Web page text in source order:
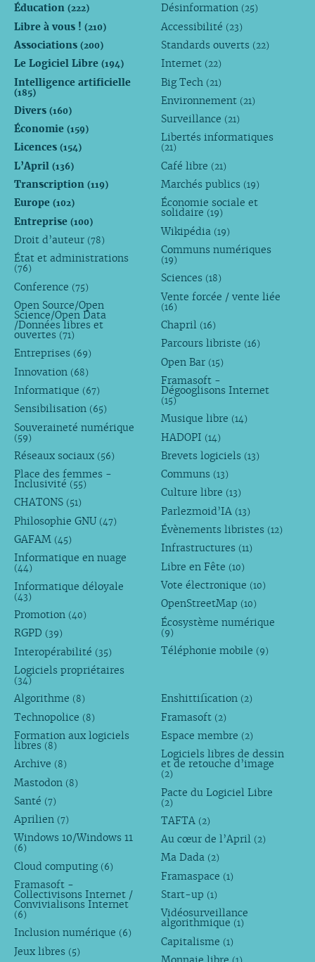
Éducation (222)
Libre à vous ! (210)
Associations (200)
Le Logiciel Libre (194)
Intelligence artificielle
(185)
Divers (160)
Économie (159)
Licences (154)
L’April (136)
Transcription (119)
Europe (102)
Entreprise (100)
Droit d’auteur (78)
État et administrations
(76)
Conference (75)
Open Source/Open
Science/Open Data
/Données libres et
ouvertes (71)
Entreprises (69)
Innovation (68)
Informatique (67)
Sensibilisation (65)
Souveraineté numérique
(59)
Réseaux sociaux (56)
Place des femmes -
Inclusivité (55)
CHATONS (51)
Philosophie GNU (47)
GAFAM (45)
Informatique en nuage
(44)
Informatique déloyale
(43)
Promotion (40)
RGPD (39)
Interopérabilité (35)
Logiciels propriétaires
(34)
Désinformation (25)
Accessibilité (23)
Standards ouverts (22)
Internet (22)
Big Tech (21)
Environnement (21)
Surveillance (21)
Libertés informatiques
(21)
Café libre (21)
Marchés publics (19)
Économie sociale et
solidaire (19)
Wikipédia (19)
Communs numériques
(19)
Sciences (18)
Vente forcée / vente liée
(16)
Chapril (16)
Parcours libriste (16)
Open Bar (15)
Framasoft -
Dégooglisons Internet
(15)
Musique libre (14)
HADOPI (14)
Brevets logiciels (13)
Communs (13)
Culture libre (13)
Parlezmoid’IA (13)
Évènements libristes (12)
Infrastructures (11)
Libre en Fête (10)
Vote électronique (10)
OpenStreetMap (10)
Écosystème numérique
(9)
Téléphonie mobile (9)
Algorithme (8)
Technopolice (8)
Formation aux logiciels
libres (8)
Archive (8)
Mastodon (8)
Santé (7)
Aprilien (7)
Windows 10/Windows 11
(6)
Cloud computing (6)
Framasoft -
Collectivisons Internet /
Convivialisons Internet
(6)
Inclusion numérique (6)
Jeux libres (5)
Enshittification (2)
Framasoft (2)
Espace membre (2)
Logiciels libres de dessin
et de retouche d’image
(2)
Pacte du Logiciel Libre
(2)
TAFTA (2)
Au cœur de l’April (2)
Ma Dada (2)
Framaspace (1)
Start-up (1)
Vidéosurveillance
algorithmique (1)
Capitalisme (1)